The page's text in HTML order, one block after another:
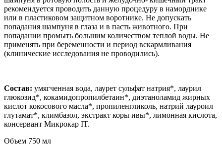
рекомендуется проводить данную процедуру в наморднике
или в пластиковом защитном воротнике. Не допускать
попадания шампуня в глаза и в пасть животного. При
попадании промыть большим количеством теплой воды. Не
применять при беременности и период вскармливания
(клинические исследования не проводились).
Состав: умягченная вода, лаурет сульфат натрия*, лаурил
глюкозид*, кокамидопропилбетаин*, диэтаноламид жирных
кислот кокосового масла*, пропиленгликоль, натрий лауроил
глутамат*, климбазол, экстракт коры ивы*, лимонная кислота,
консервант Микрокар IT.
Объем 750 мл